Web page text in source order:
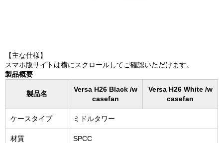
【主な仕様】
スマホ版サイトは横にスクロールしてご確認いただけます。
製品概要
製品名
Versa H26 Black /w
casefan
Versa H26 White /w
casefan
ケースタイプ ミドルタワー
材質 SPCC